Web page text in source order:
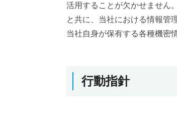
活用することが欠かせません
と共に、当社における情報管
当社自身が保有する各種機密
行動指針